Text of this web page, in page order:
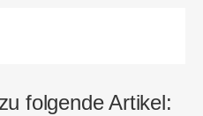
folgende Artikel: